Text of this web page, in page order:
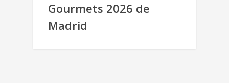
Gourmets 2026 de
Madrid